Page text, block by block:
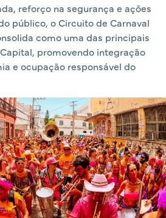
reforço na segurança e ações
público, o Circuito de Carnaval
como uma das principais
promovendo integração
e ocupação responsável do